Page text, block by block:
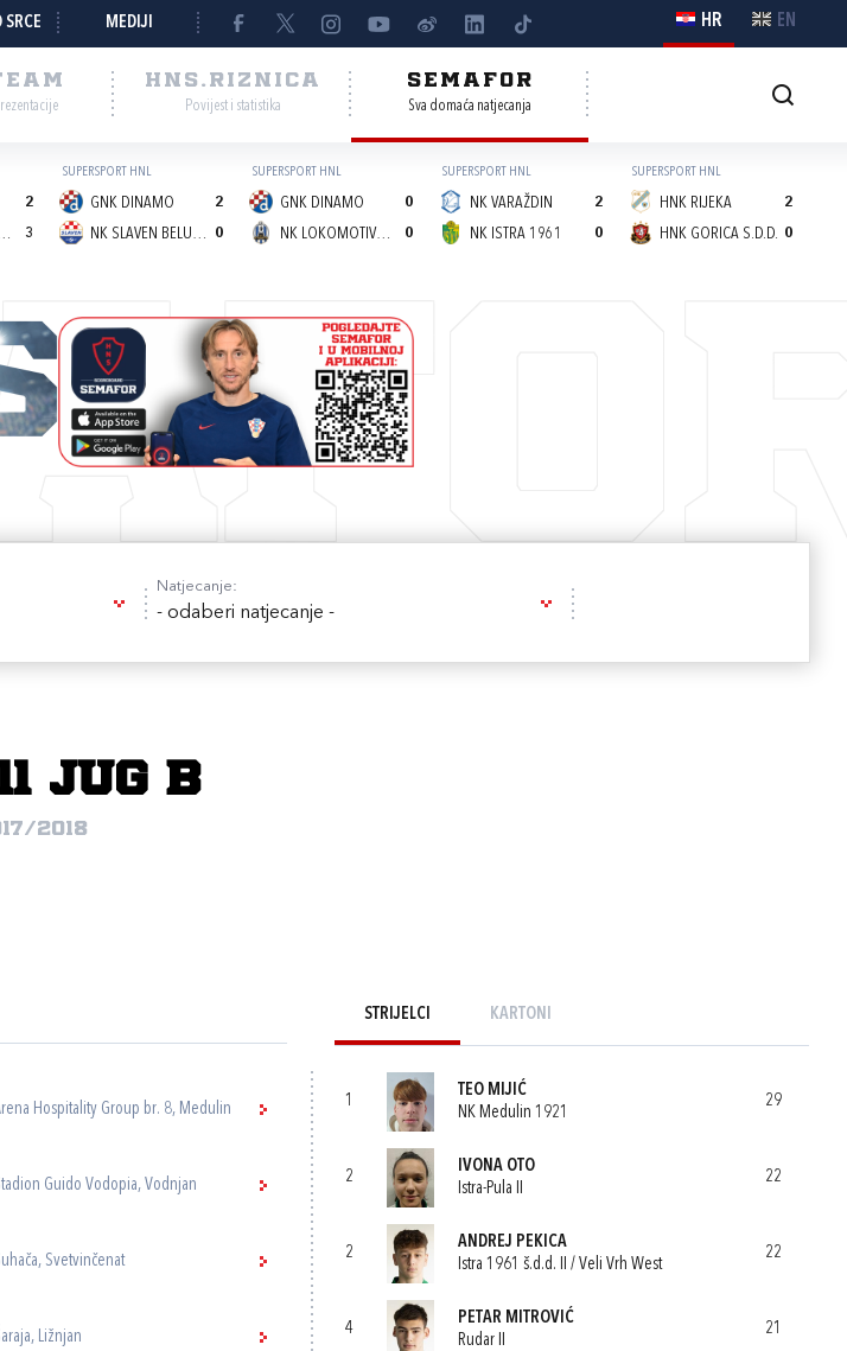
SRCE MEDIJI HR EN
HNS.RIZNICA
Povijest i statistika
SEMAFOR
Sva domaća natjecanja
2
3
(Z)
SUPERSPORT HNL
GNK DINAMO
2
0
NK SLAVEN BELUPO
SUPERSPORT HNL
GNK DINAMO
0
0
NK LOKOMOTIVA (Z)
SUPERSPORT HNL
NK VARAŽDIN
2
0
NK ISTRA 1961
SUPERSPORT HNL
HNK RIJEKA
2
0
HNK GORICA S.D.D.
Natjecanje:
- odaberi natjecanje -
JUG B
2018
Hospitality Group br. 8, Medulin
Guido Vodopia, Vodnjan
Svetvinčenat
Ližnjan
STRIJELCI KARTONI
1
TEO MIJIĆ
NK Medulin 1921
29
2
IVONA OTO
Istra-Pula II
22
2
ANDREJ PEKICA
Istra 1961 š.d.d. II / Veli Vrh West
22
4
PETAR MITROVIĆ
Rudar II
21